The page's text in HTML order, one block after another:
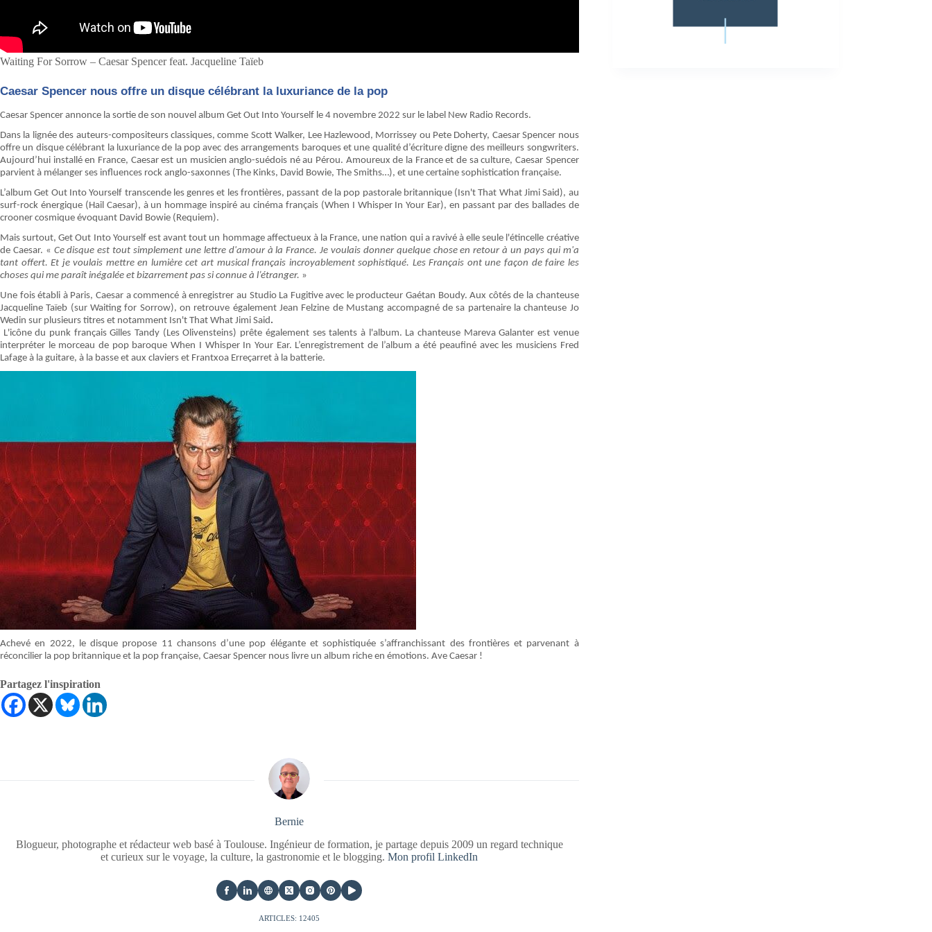
Waiting For Sorrow – Caesar Spencer feat. Jacqueline Taïeb
Caesar Spencer nous offre un disque célébrant la luxuriance de la pop
Caesar Spencer annonce la sortie de son nouvel album Get Out Into Yourself le 4 novembre 2022 sur le label New Radio Records.
Dans la lignée des auteurs-compositeurs classiques, comme Scott Walker, Lee Hazlewood, Morrissey ou Pete Doherty, Caesar Spencer nous
offre un disque célébrant la luxuriance de la pop avec des arrangements baroques et une qualité d’écriture digne des meilleurs songwriters.
Aujourd’hui installé en France, Caesar est un musicien anglo-suédois né au Pérou. Amoureux de la France et de sa culture, Caesar Spencer
parvient à mélanger ses influences rock anglo-saxonnes (The Kinks, David Bowie, The Smiths…), et une certaine sophistication française.
L’album Get Out Into Yourself transcende les genres et les frontières, passant de la pop pastorale britannique (Isn't That What Jimi Said), au
surf-rock énergique (Hail Caesar), à un hommage inspiré au cinéma français (When I Whisper In Your Ear), en passant par des ballades de
crooner cosmique évoquant David Bowie (Requiem).
Mais surtout, Get Out Into Yourself est avant tout un hommage affectueux à la France, une nation qui a ravivé à elle seule l'étincelle créative
de Caesar. « Ce disque est tout simplement une lettre d'amour à la France. Je voulais donner quelque chose en retour à un pays qui m'a
tant offert. Et je voulais mettre en lumière cet art musical français incroyablement sophistiqué. Les Français ont une façon de faire les
choses qui me paraît inégalée et bizarrement pas si connue à l’étranger. »
Une fois établi à Paris, Caesar a commencé à enregistrer au Studio La Fugitive avec le producteur Gaétan Boudy. Aux côtés de la chanteuse
Jacqueline Taïeb (sur Waiting for Sorrow), on retrouve également Jean Felzine de Mustang accompagné de sa partenaire la chanteuse Jo
Wedin sur plusieurs titres et notamment Isn't That What Jimi Said.
L'icône du punk français Gilles Tandy (Les Olivensteins) prête également ses talents à l'album. La chanteuse Mareva Galanter est venue
interpréter le morceau de pop baroque When I Whisper In Your Ear. L’enregistrement de l’album a été peaufiné avec les musiciens Fred
Lafage à la guitare, à la basse et aux claviers et Frantxoa Erreçarret à la batterie.
Achevé en 2022, le disque propose 11 chansons d’une pop élégante et sophistiquée s’affranchissant des frontières et parvenant à
réconcilier la pop britannique et la pop française, Caesar Spencer nous livre un album riche en émotions. Ave Caesar !
Partagez l'inspiration
Bernie
Blogueur, photographe et rédacteur web basé à Toulouse. Ingénieur de formation, je partage depuis 2009 un regard technique
et curieux sur le voyage, la culture, la gastronomie et le blogging.Mon profil LinkedIn
ARTICLES: 12405